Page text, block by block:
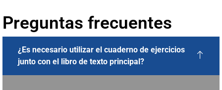
Preguntas frecuentes
¿Es necesario utilizar el cuaderno de ejercicios
junto con el libro de texto principal?